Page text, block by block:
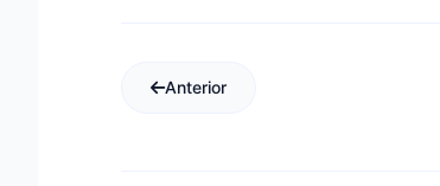
Anterior